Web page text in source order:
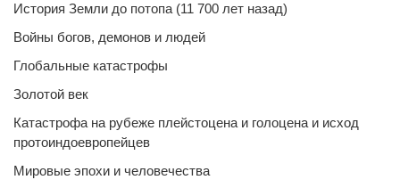
История Земли до потопа (11 700 лет назад)
Войны богов, демонов и людей
Глобальные катастрофы
Золотой век
Катастрофа на рубеже плейстоцена и голоцена и исход
протоиндоевропейцев
Мировые эпохи и человечества